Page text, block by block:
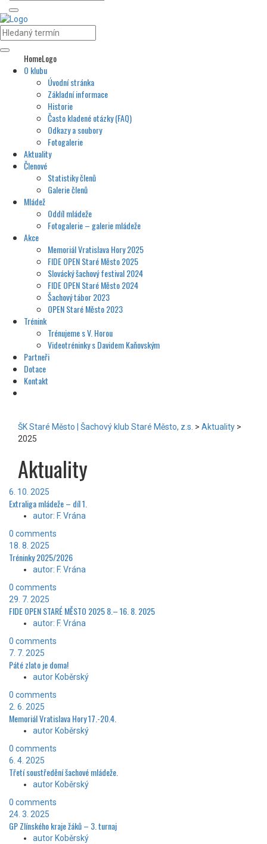
HomeLogo
O klubu
Úvodní stránka
Základní informace
Historie
Často kladené otázky (FAQ)
Odkazy a soubory
Fotogalerie
Aktuality
Členové
Statistiky členů
Galerie členů
Mládež
Oddíl mládeže
Fotogalerie – galerie mládeže
Akce
Memoriál Vratislava Hory 2025
FIDE OPEN Staré Město 2025
Slovácký šachový festival 2024
FIDE OPEN Staré Město 2024
Šachový tábor 2023
OPEN Staré Město 2023
Trénink
Trénujeme s V. Horou
Videotréninky s Davidem Kaňovským
Partneři
Dotace
Kontakt
ŠK Staré Město | Šachový klub Staré Město, z.s. > Aktuality >
2025
Aktuality
6. 10. 2025
Extraliga mládeže – díl 1.
autor: F. Vrána
0 comments
18. 8. 2025
Tréninky 2025/2026
autor: F. Vrána
0 comments
29. 7. 2025
FIDE OPEN STARÉ MĚSTO 2025 8.– 16. 8. 2025
autor: F. Vrána
0 comments
7. 7. 2025
Páté zlato je doma!
autor Koběrský
0 comments
2. 6. 2025
Memoriál Vratislava Hory 17.-20.4.
autor Koběrský
0 comments
6. 4. 2025
Třetí soustředění šachové mládeže.
autor Koběrský
0 comments
24. 3. 2025
GP Zlínského kraje žáků – 3. turnaj
autor Koběrský